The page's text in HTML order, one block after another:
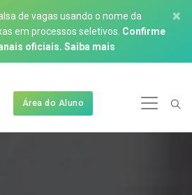
de vagas usando o nome da
em processos seletivos. Confirme
oficiais. Saiba mais
×
Área do Aluno